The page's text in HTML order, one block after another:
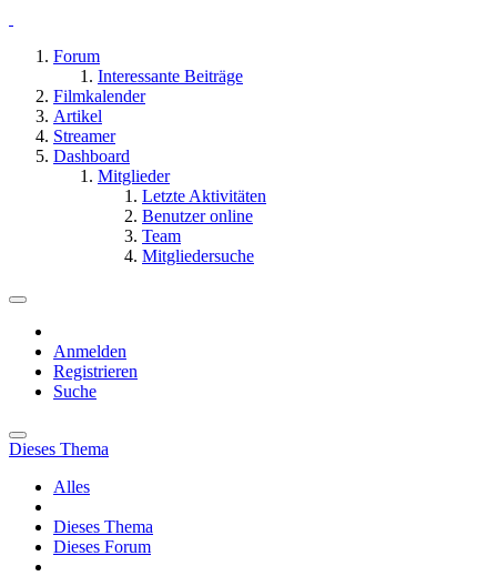
Forum
Interessante Beiträge
Filmkalender
Artikel
Streamer
Dashboard
Mitglieder
Letzte Aktivitäten
Benutzer online
Team
Mitgliedersuche
Anmelden
Registrieren
Suche
Dieses Thema
Alles
Dieses Thema
Dieses Forum